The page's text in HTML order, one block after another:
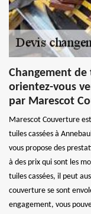
Changement de
orientez-vous
par Marescot
Marescot Couverture
tuiles cassées à
vous propose des
à des prix qui sont les
tuiles cassées, il peut
couverture se sont
engagement, vous